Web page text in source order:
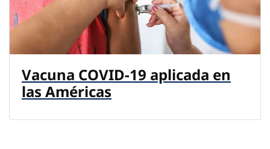
Vacuna COVID-19 aplicada en
las Américas